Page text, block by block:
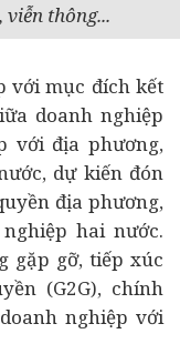
thông...
với mục đích kết
doanh nghiệp
với địa phương,
dự kiến đón
địa phương,
hai nước.
gặp gỡ, tiếp xúc
(G2G), chính
nghiệp với